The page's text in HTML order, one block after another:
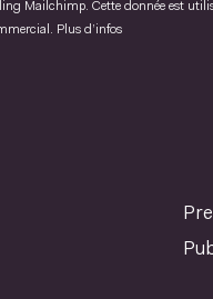
Mailchimp. Cette donnée est
Plus d’infos